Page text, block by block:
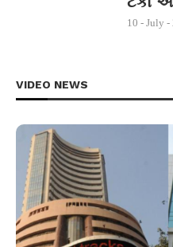
10 - July -
VIDEO NEWS